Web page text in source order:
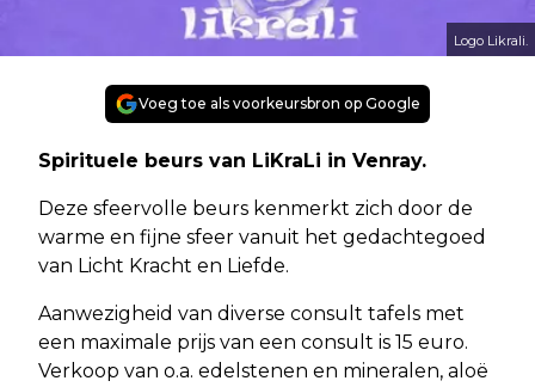
Logo Likrali.
Voeg toe als voorkeursbron op Google
Spirituele beurs van LiKraLi in Venray.
Deze sfeervolle beurs kenmerkt zich door de
warme en fijne sfeer vanuit het gedachtegoed
van Licht Kracht en Liefde.
Aanwezigheid van diverse consult tafels met
een maximale prijs van een consult is 15 euro.
Verkoop van o.a. edelstenen en mineralen, aloë